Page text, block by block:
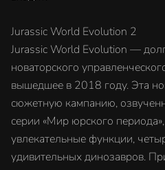
Jurassic World Evolution 2
Jurassic World Evolution —
новаторского
вышедшее в 2018 году. Эта
сюжетную кампанию,
серии «Мир юрского
увлекательные функции,
удивительных динозавров.